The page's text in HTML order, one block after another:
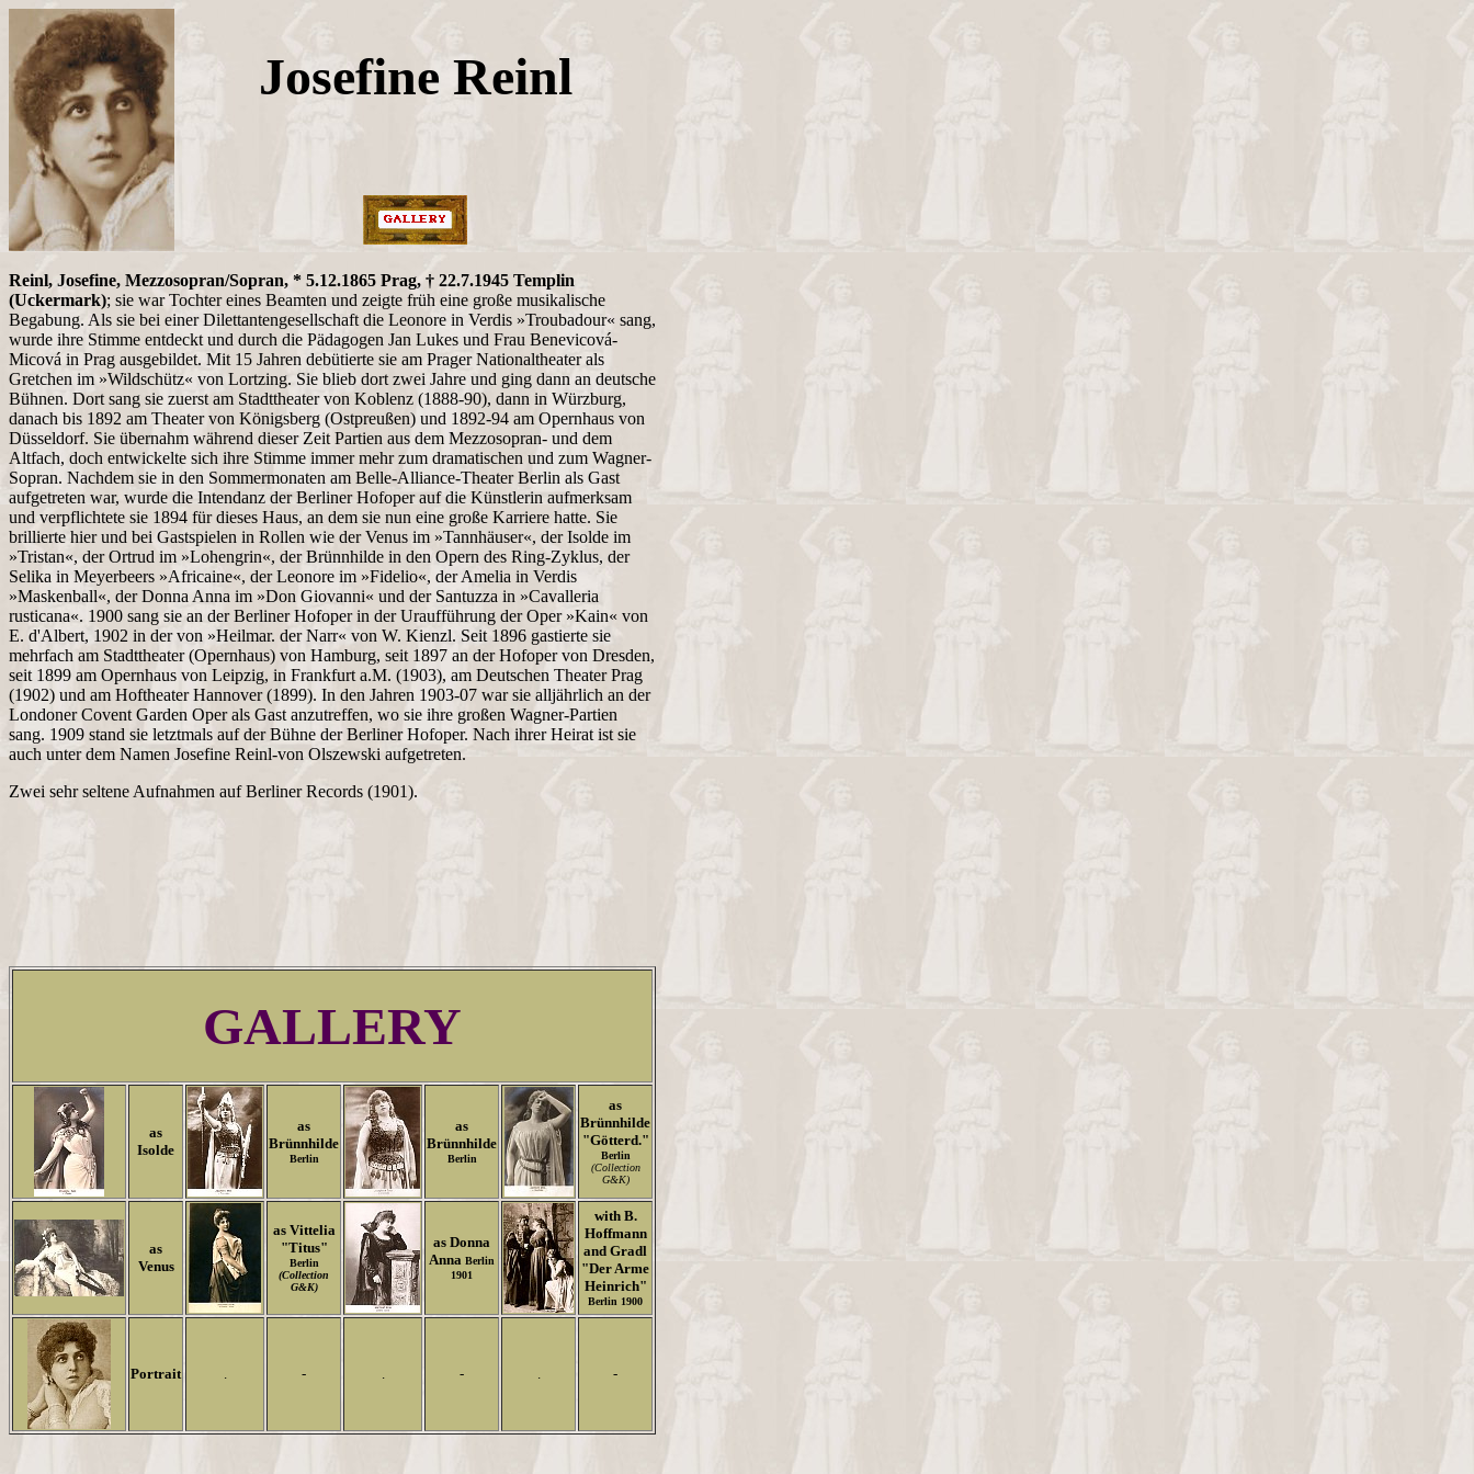
Josefine Reinl
Reinl, Josefine, Mezzosopran/Sopran, * 5.12.1865 Prag, † 22.7.1945 Templin
(Uckermark); sie war Tochter eines Beamten und zeigte früh eine große musikalische
Begabung. Als sie bei einer Dilettantengesellschaft die Leonore in Verdis »Troubadour« sang,
wurde ihre Stimme entdeckt und durch die Pädagogen Jan Lukes und Frau Benevicová-
Micová in Prag ausgebildet. Mit 15 Jahren debütierte sie am Prager Nationaltheater als
Gretchen im »Wildschütz« von Lortzing. Sie blieb dort zwei Jahre und ging dann an deutsche
Bühnen. Dort sang sie zuerst am Stadttheater von Koblenz (1888-90), dann in Würzburg,
danach bis 1892 am Theater von Königsberg (Ostpreußen) und 1892-94 am Opernhaus von
Düsseldorf. Sie übernahm während dieser Zeit Partien aus dem Mezzosopran- und dem
Altfach, doch entwickelte sich ihre Stimme immer mehr zum dramatischen und zum Wagner-
Sopran. Nachdem sie in den Sommermonaten am Belle-Alliance-Theater Berlin als Gast
aufgetreten war, wurde die Intendanz der Berliner Hofoper auf die Künstlerin aufmerksam
und verpflichtete sie 1894 für dieses Haus, an dem sie nun eine große Karriere hatte. Sie
brillierte hier und bei Gastspielen in Rollen wie der Venus im »Tannhäuser«, der Isolde im
»Tristan«, der Ortrud im »Lohengrin«, der Brünnhilde in den Opern des Ring-Zyklus, der
Selika in Meyerbeers »Africaine«, der Leonore im »Fidelio«, der Amelia in Verdis
»Maskenball«, der Donna Anna im »Don Giovanni« und der Santuzza in »Cavalleria
rusticana«. 1900 sang sie an der Berliner Hofoper in der Uraufführung der Oper »Kain« von
E. d'Albert, 1902 in der von »Heilmar. der Narr« von W. Kienzl. Seit 1896 gastierte sie
mehrfach am Stadttheater (Opernhaus) von Hamburg, seit 1897 an der Hofoper von Dresden,
seit 1899 am Opernhaus von Leipzig, in Frankfurt a.M. (1903), am Deutschen Theater Prag
(1902) und am Hoftheater Hannover (1899). In den Jahren 1903-07 war sie alljährlich an der
Londoner Covent Garden Oper als Gast anzutreffen, wo sie ihre großen Wagner-Partien
sang. 1909 stand sie letztmals auf der Bühne der Berliner Hofoper. Nach ihrer Heirat ist sie
auch unter dem Namen Josefine Reinl-von Olszewski aufgetreten.
Zwei sehr seltene Aufnahmen auf Berliner Records (1901).
GALLERY
as
Isolde
as
Brünnhilde
Berlin
as
Brünnhilde
Berlin
as
Brünnhilde
"Götterd."
Berlin
(Collection
G&K)
as
Venus
as Vittelia
"Titus"
Berlin
(Collection
G&K)
as Donna
Anna Berlin
1901
with B.
Hoffmann
and Gradl
"Der Arme
Heinrich"
Berlin 1900
Portrait . - . - . -